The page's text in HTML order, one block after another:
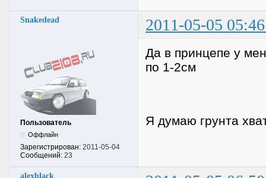
Snakedead 2011-05-05
Пользователь
Оффлайн
Зарегистрирован: 2011-05-04
Сообщений: 23
Да в принцепе у
по 1-2см
Я думаю грунта
alexblack